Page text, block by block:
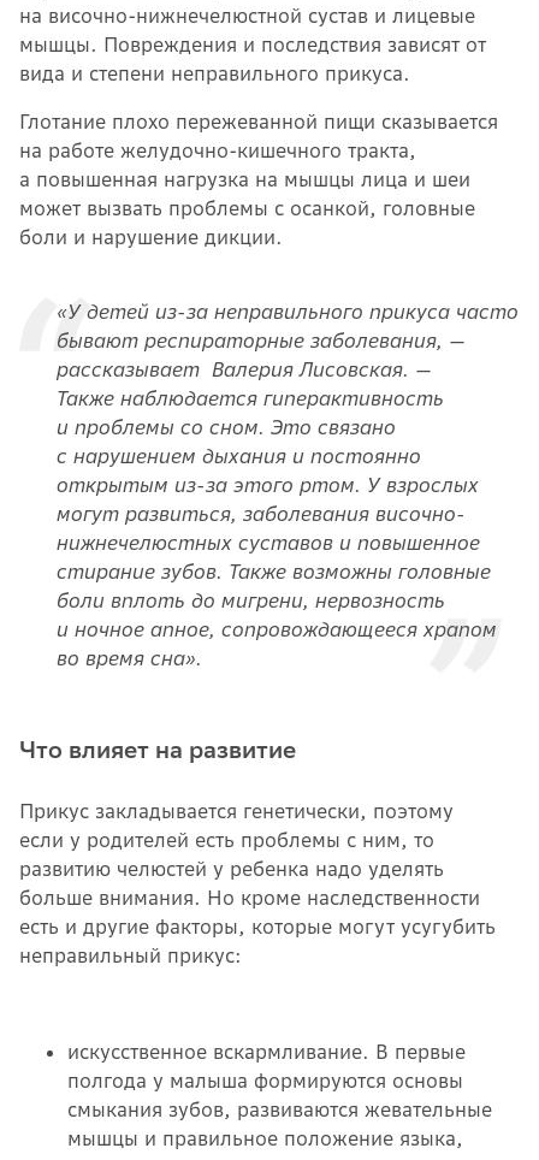
на височно-нижнечелюстной сустав и лицевые
мышцы. Повреждения и последствия зависят от
вида и степени неправильного прикуса.
Глотание плохо пережеванной пищи сказывается
на работе желудочно-кишечного тракта,
а повышенная нагрузка на мышцы лица и шеи
может вызвать проблемы с осанкой, головные
боли и нарушение дикции.
«У детей из-за неправильного прикуса часто
бывают респираторные заболевания, —
рассказывает Валерия Лисовская. —
Также наблюдается гиперактивность
и проблемы со сном. Это связано
с нарушением дыхания и постоянно
открытым из-за этого ртом. У взрослых
могут развиться, заболевания височно-
нижнечелюстных суставов и повышенное
стирание зубов. Также возможны головные
боли вплоть до мигрени, нервозность
и ночное апное, сопровождающееся храпом
во время сна».
Что влияет на развитие
Прикус закладывается генетически, поэтому
если у родителей есть проблемы с ним, то
развитию челюстей у ребенка надо уделять
больше внимания. Но кроме наследственности
есть и другие факторы, которые могут усугубить
неправильный прикус:
искусственное вскармливание. В первые
полгода у малыша формируются основы
смыкания зубов, развиваются жевательные
мышцы и правильное положение языка,